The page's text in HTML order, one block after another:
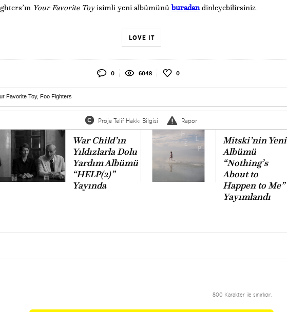
Your Favorite Toyisimli yeni albümünüburadandinleyebilirsiniz.
LOVE IT
0 6048 0
Favorite Toy, Foo Fighters
Proje Telif Hakkı Bilgisi Rapor
War Child’ın
Yıldızlarla Dolu
Yardım Albümü
“HELP(2)”
Yayında
Mitski’nin Yeni
Albümü
“Nothing’s
About to
Happen to Me”
Yayımlandı
800 Karakter ile sınırlıdır.